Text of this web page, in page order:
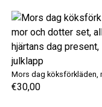
€30,00